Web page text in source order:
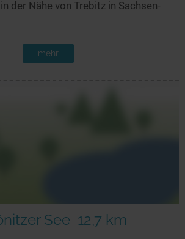
der Nähe von Trebitz in Sachsen-
mehr
See 12,7 km